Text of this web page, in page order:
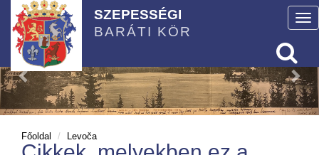
SZEPESSÉGI
BARÁTI KÖR
Főoldal Levoča